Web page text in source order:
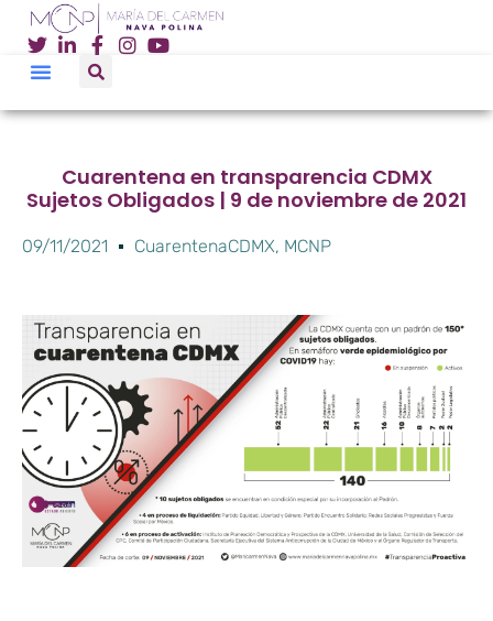
Cuarentena en transparencia CDMX
Sujetos Obligados | 9 de noviembre de 2021
09/11/2021 CuarentenaCDMX, MCNP